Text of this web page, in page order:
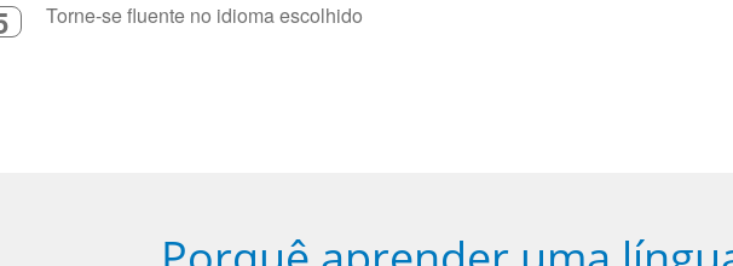
Torne-se fluente no idioma escolhido